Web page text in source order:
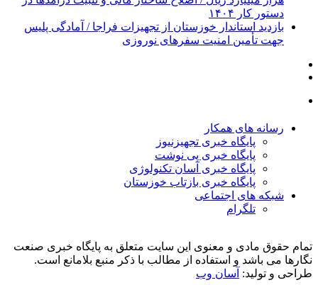
دستور کار ۱۴۰۴
بازدید استاندار خوزستان از تجهیزات فراجا / آمادگی پلیس
جهت تأمین امنیت سفرهای نوروزی
رسانه های همکار
پایگاه خبری تجهیزنیوز
پایگاه خبری پی نوشت
پایگاه خبری آسان تکنولوژی
پایگاه خبری بازتاب خوزستان
شبکه های اجتماعی
تلگرام
تمام حقوق مادی و معنوی این سایت متعلق به پایگاه خبری صنعت
نگارها می باشد و استفاده از مطالب با ذکر منبع بلامانع است.
طراحی و تولید: آسان وب